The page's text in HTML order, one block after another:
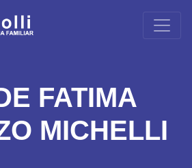
FATIMA
MICHELLI